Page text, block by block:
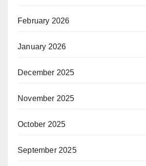
February 2026
January 2026
December 2025
November 2025
October 2025
September 2025